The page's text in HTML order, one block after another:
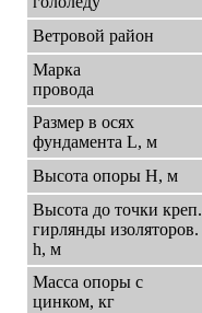
Ветровой район
Марка
провода
Размер в осях
фундамента L, м
Высота опоры Н, м
Высота до точки креп.
гирлянды изоляторов.
h, м
Масса опоры с
цинком, кг